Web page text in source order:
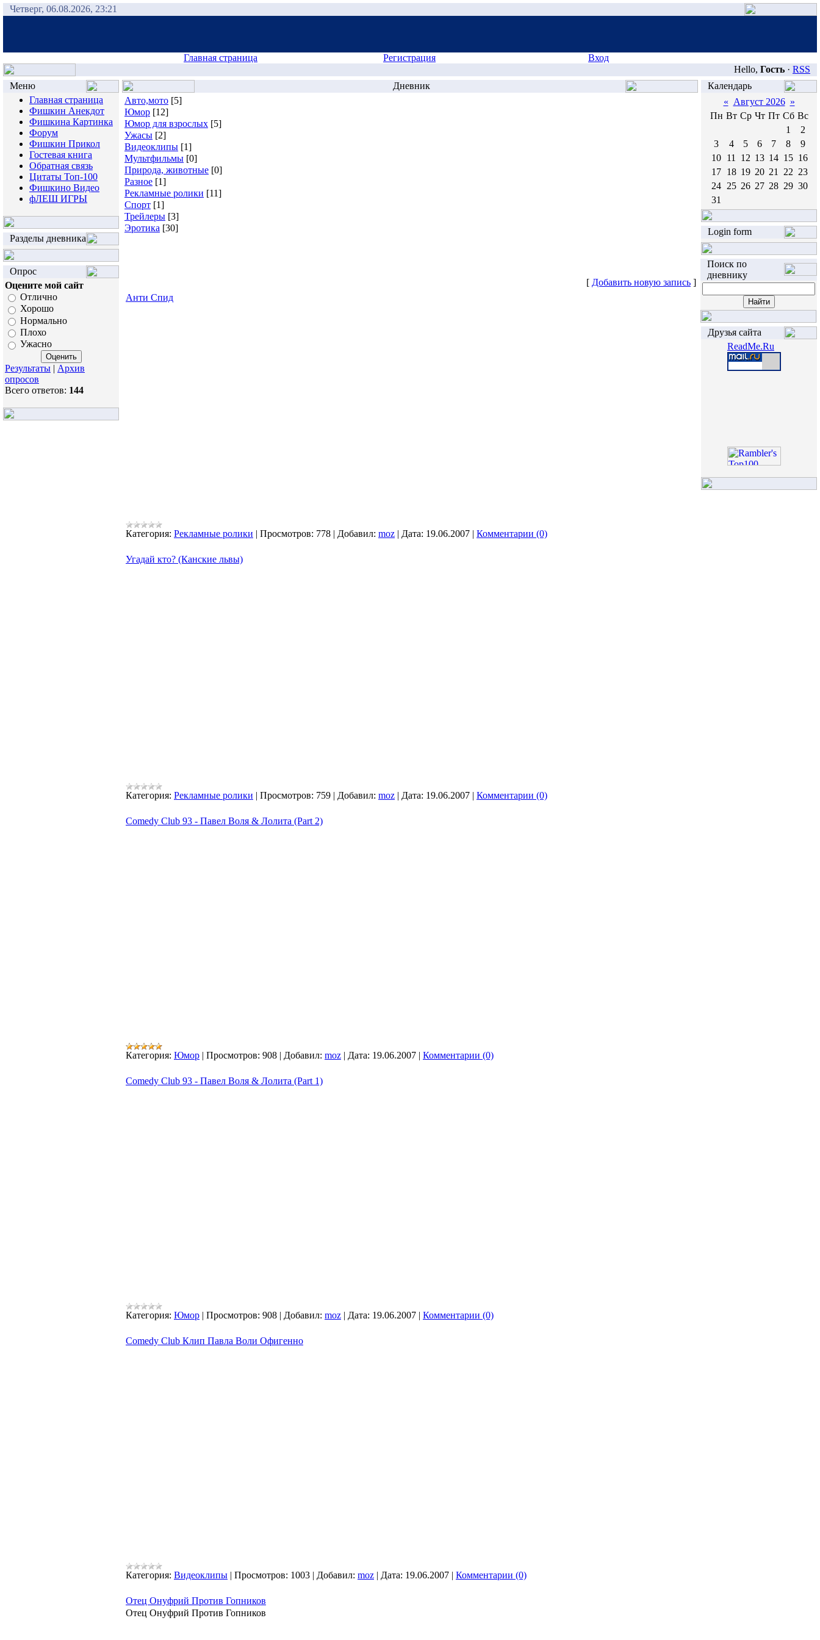
Четверг, 06.08.2026, 23:21
Главная страница Регистрация
Вход
Hello, Гость · RSS
Меню
Главная страница
Фишкин Анекдот
Фишкина Картинка
Форум
Фишкин Прикол
Гостевая книга
Обратная связь
Цитаты Топ-100
Фишкино Видео
фЛЕШ ИГРЫ
Разделы дневника
Опрос
Оцените мой сайт
Отлично
Хорошо
Нормально
Плохо
Ужасно
Результаты | Архив
опросов
Всего ответов: 144
Дневник
Авто,мото [5]
Юмор [12]
Юмор для взрослых [5]
Ужасы [2]
Видеоклипы [1]
Мультфильмы [0]
Природа, животные [0]
Разное [1]
Рекламные ролики [11]
Спорт [1]
Трейлеры [3]
Эротика [30]
[ Добавить новую запись ]
Анти Спид
Категория: Рекламные ролики | Просмотров: 778 | Добавил: moz | Дата: 19.06.2007 | Комментарии (0)
Угадай кто? (Канские львы)
Категория: Рекламные ролики | Просмотров: 759 | Добавил: moz | Дата: 19.06.2007 | Комментарии (0)
Comedy Club 93 - Павел Воля & Лолита (Part 2)
Категория: Юмор | Просмотров: 908 | Добавил: moz | Дата: 19.06.2007 | Комментарии (0)
Comedy Club 93 - Павел Воля & Лолита (Part 1)
Категория: Юмор | Просмотров: 908 | Добавил: moz | Дата: 19.06.2007 | Комментарии (0)
Comedy Club Клип Павла Воли Офигенно
Категория: Видеоклипы | Просмотров: 1003 | Добавил: moz | Дата: 19.06.2007 | Комментарии (0)
Отец Онуфрий Против Гопников
Отец Онуфрий Против Гопников
Календарь
« Август 2026 »
Пн Вт Ср Чт Пт Сб Вс
1
2
3
4 5 6 7 8
9
10 11 12 13 14 15 16
17 18 19 20 21 22 23
24 25 26 27 28 29 30
31
Login form
Поиск по
дневнику
Друзья сайта
ReadMe.Ru